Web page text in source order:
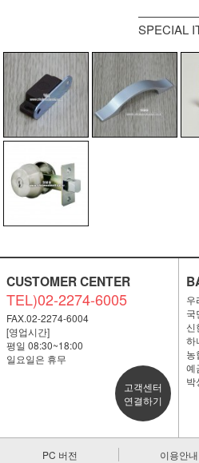
SPECIAL
CUSTOMER CENTER
TEL)02-2274-6005
FAX.02-2274-6004
[영업시간]
평일 08:30~18:00
일요일은 휴무
고객센터
연결하기
우
국
신
하
농
예
박
PC 버전 이용안내